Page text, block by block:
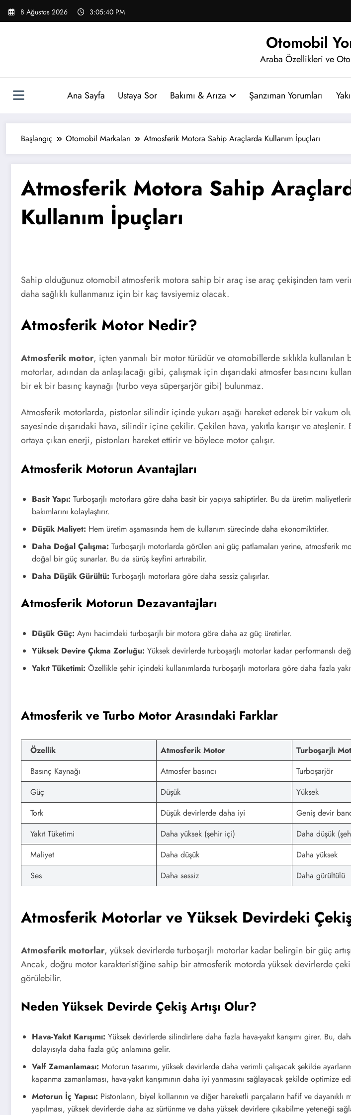
İçeriğe
atla
8 Ağustos 2026 3:05:41 PM
Otomobil
Araba Özellikleri ve
Ana Sayfa Ustaya Sor Bakımı & Arıza Şanzıman Yorumları
Başlangıç Otomobil Markaları Atmosferik Motora Sahip Araçlarda Kullanım İpuçları
Atmosferik Motora Sahip
Kullanım İpuçları
Sahip olduğunuz otomobil atmosferik motora sahip bir araç ise araç çekişinden tam
daha sağlıklı kullanmanız için bir kaç tavsiyemiz olacak.
Atmosferik Motor Nedir?
Atmosferik motor, içten yanmalı bir motor türüdür ve otomobillerde sıklıkla
motorlar, adından da anlaşılacağı gibi, çalışmak için dışarıdaki atmosfer basıncını
bir ek bir basınç kaynağı (turbo veya süperşarjör gibi) bulunmaz.
Atmosferik motorlarda, pistonlar silindir içinde yukarı aşağı hareket ederek bir vakum
sayesinde dışarıdaki hava, silindir içine çekilir. Çekilen hava, yakıtla karışır ve ateşlenir.
ortaya çıkan enerji, pistonları hareket ettirir ve böylece motor çalışır.
Atmosferik Motorun Avantajları
Basit Yapı: Turboşarjlı motorlara göre daha basit bir yapıya sahiptirler. Bu da üretim
bakımlarını kolaylaştırır.
Düşük Maliyet: Hem üretim aşamasında hem de kullanım sürecinde daha ekonomiktirler.
Daha Doğal Çalışma: Turboşarjlı motorlarda görülen ani güç patlamaları yerine, atmosferik
doğal bir güç sunarlar. Bu da sürüş keyfini artırabilir.
Daha Düşük Gürültü: Turboşarjlı motorlara göre daha sessiz çalışırlar.
Atmosferik Motorun Dezavantajları
Düşük Güç: Aynı hacimdeki turboşarjlı bir motora göre daha az güç üretirler.
Yüksek Devire Çıkma Zorluğu: Yüksek devirlerde turboşarjlı motorlar kadar performanslı
Yakıt Tüketimi: Özellikle şehir içindeki kullanımlarda turboşarjlı motorlara göre daha fazla
Atmosferik ve Turbo Motor Arasındaki Farklar
Özellik Atmosferik Motor
Turboşarjlı
Basınç Kaynağı
Atmosfer basıncı
Turboşarjör
Güç
Düşük
Yüksek
Tork
Düşük devirlerde daha iyi
Geniş devir
Yakıt Tüketimi
Daha yüksek (şehir içi)
Daha düşük
Maliyet
Daha düşük
Daha yüksek
Ses
Daha sessiz Daha gürültülü
Atmosferik Motorlar ve Yüksek Devirdeki Çekiş
Atmosferik motorlar, yüksek devirlerde turboşarjlı motorlar kadar belirgin bir güç
Ancak, doğru motor karakteristiğine sahip bir atmosferik motorda yüksek devirlerde
görülebilir.
Neden Yüksek Devirde Çekiş Artışı Olur?
Hava-Yakıt Karışımı: Yüksek devirlerde silindirlere daha fazla hava-yakıt karışımı girer. Bu,
dolayısıyla daha fazla güç anlamına gelir.
Valf Zamanlaması: Motorun tasarımı, yüksek devirlerde daha verimli çalışacak şekilde
kapanma zamanlaması, hava-yakıt karışımının daha iyi yanmasını sağlayacak şekilde optimize
Motorun İç Yapısı: Pistonların, biyel kollarının ve diğer hareketli parçaların hafif ve dayanıklı
yapılması, yüksek devirlerde daha az sürtünme ve daha yüksek devirlere çıkabilme yeteneği